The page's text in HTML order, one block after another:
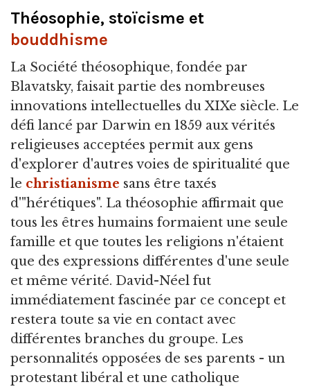
Théosophie, stoïcisme et
bouddhisme
La Société théosophique, fondée par
Blavatsky, faisait partie des nombreuses
innovations intellectuelles du XIXe siècle. Le
défi lancé par Darwin en 1859 aux vérités
religieuses acceptées permit aux gens
d'explorer d'autres voies de spiritualité que
le christianisme sans être taxés
d'"hérétiques". La théosophie affirmait que
tous les êtres humains formaient une seule
famille et que toutes les religions n'étaient
que des expressions différentes d'une seule
et même vérité. David-Néel fut
immédiatement fascinée par ce concept et
restera toute sa vie en contact avec
différentes branches du groupe. Les
personnalités opposées de ses parents - un
protestant libéral et une catholique